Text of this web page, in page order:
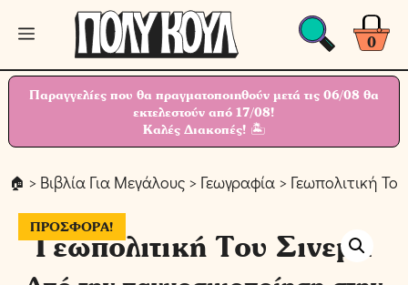
Μετάβαση
περιεχόμενο
0
Μενού
Παραγγελίες που θα πραγματοποιηθούν μετά τις 06/08 θα
εκτελεστούν από 17/08!
Καλές Διακοπές! 🏝
> Βιβλία Για Μεγάλους > Γεωγραφία > Γεωπολιτική
ΠΡΟΣΦΟΡΆ!
Γεωπολιτική Του Σινεμά